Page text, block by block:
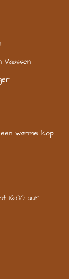
Vaassen
warme kop
16.00 uur.